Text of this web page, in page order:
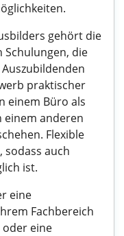
gehört die
die
praktischer
einem Büro als
einem anderen
Flexible
sodass auch
ist.
eine
Fachbereich
oder eine